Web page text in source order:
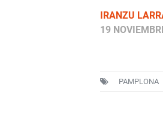
IRANZU
19
PAMPLONA